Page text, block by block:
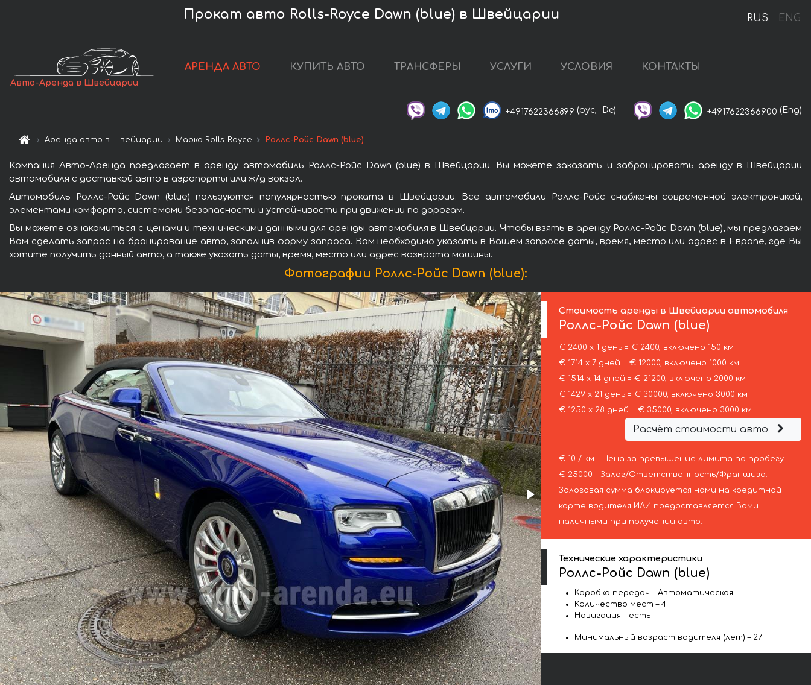
RUS ENG
Прокат авто Rolls-Royce Dawn (blue) в Швейцарии
Авто-Аренда в Швейцарии
АРЕНДА АВТО КУПИТЬ АВТО ТРАНСФЕРЫ УСЛУГИ УСЛОВИЯ КОНТАКТЫ
+4917622366899 (рус, De) +4917622366900 (Eng)
Аренда авто в Швейцарии Марка Rolls-Royce Роллс-Ройс Dawn (blue)
Компания Авто-Аренда предлагает в аренду автомобиль Роллс-Ройс Dawn (blue) в Швейцарии. Вы можете заказать и забронировать аренду в Швейцарии
автомобиля с доставкой авто в аэропорты или ж/д вокзал.
Автомобиль Роллс-Ройс Dawn (blue) пользуются популярностью проката в Швейцарии. Все автомобили Роллс-Ройс снабжены современной электроникой,
элементами комфорта, системами безопасности и устойчивости при движении по дорогам.
Вы можете ознакомиться с ценами и техническими данными для аренды автомобиля в Швейцарии. Чтобы взять в аренду Роллс-Ройс Dawn (blue), мы предлагаем
Вам сделать запрос на бронирование авто, заполнив форму запроса. Вам необходимо указать в Вашем запросе даты, время, место или адрес в Европе, где Вы
хотите получить данный авто, а также указать даты, время, место или адрес возврата машины.
Фотографии Роллс-Ройс Dawn (blue):
Стоимость аренды в Швейцарии автомобиля
Роллс-Ройс Dawn (blue)
€ 2400 х 1 день = € 2400, включено 150 км
€ 1714 х 7 дней = € 12000, включено 1000 км
€ 1514 х 14 дней = € 21200, включено 2000 км
€ 1429 х 21 день = € 30000, включено 3000 км
€ 1250 х 28 дней = € 35000, включено 3000 км
Расчёт стоимости авто
€ 10 / км – Цена за превышение лимита по пробегу
€ 25000 – Залог/Ответственность/Франшиза.
Залоговая сумма блокируется нами на кредитной
карте водителя ИЛИ предоставляется Вами
наличными при получении авто.
Технические характеристики
Роллс-Ройс Dawn (blue)
Коробка передач – Автоматическая
Количество мест – 4
Навигация – есть
Минимальный возраст водителя (лет) – 27